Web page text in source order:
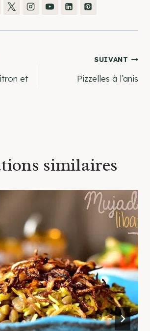
et
SUIVANT
Pizzelles à l’anis
similaires